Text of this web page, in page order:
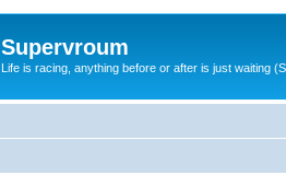
Supervroum
Life is racing, anything before or after is just waiting